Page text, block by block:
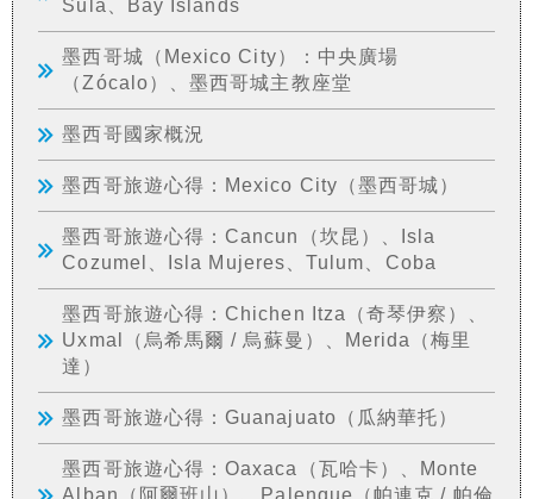
墨西哥城（Mexico City）：中央廣場
（Zócalo）、墨西哥城主教座堂
墨西哥國家概況
墨西哥旅遊心得：Mexico City（墨西哥城）
墨西哥旅遊心得：Cancun（坎昆）、Isla
Cozumel、Isla Mujeres、Tulum、Coba
墨西哥旅遊心得：Chichen Itza（奇琴伊察）、
Uxmal（烏希馬爾 / 烏蘇曼）、Merida（梅里
達）
墨西哥旅遊心得：Guanajuato（瓜納華托）
墨西哥旅遊心得：Oaxaca（瓦哈卡）、Monte
Alban（阿爾班山）、Palenque（帕連克 / 帕倫